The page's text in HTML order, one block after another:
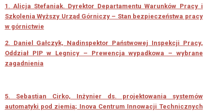
MIEDŹ
AKTUALNOŚCI
PROGRAM
MENTORINGOWY
ZGŁOSZENIOWE
1. Alicja Stefaniak. Dyrektor Departamentu Warunków Pracy i
Szkolenia Wyższy Urząd Górniczy – Stan bezpieczeństwa pracy
w górnictwie
2. Daniel Gałczyk, Nadinspektor Państwowej Inspekcji Pracy,
Oddział PIP w Legnicy – Prewencja wypadkowa – wybrane
zagadnienia
5. Sebastian Cirko, Inżynier ds. projektowania systemów
automatyki pod ziemią; Inova Centrum Innowacji Technicznych